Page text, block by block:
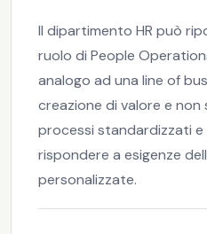
Il dipartimento HR può
ruolo di People
analogo ad una line of
creazione di valore e non
processi standardizzati
rispondere a esigenze
personalizzate.